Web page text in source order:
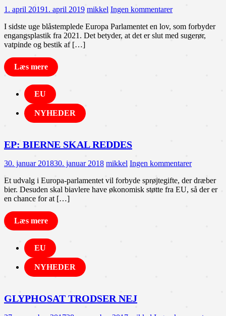
1. april 20191. april 2019 mikkel Ingen kommentarer
I sidste uge blåstemplede Europa Parlamentet en lov, som forbyder
engangsplastik fra 2021. Det betyder, at det er slut med sugerør,
vatpinde og bestik af […]
Læs mere
EU
NYHEDER
EP: BIERNE SKAL REDDES
30. januar 201830. januar 2018 mikkel Ingen kommentarer
Et udvalg i Europa-parlamentet vil forbyde sprøjtegifte, der dræber
bier. Desuden skal biavlere have økonomisk støtte fra EU, så der er
en chance for at […]
Læs mere
EU
NYHEDER
GLYPHOSAT TRODSER NEJ